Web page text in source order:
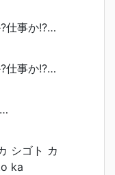
仕事か!?…
仕事か!?…
シゴト カ
ka